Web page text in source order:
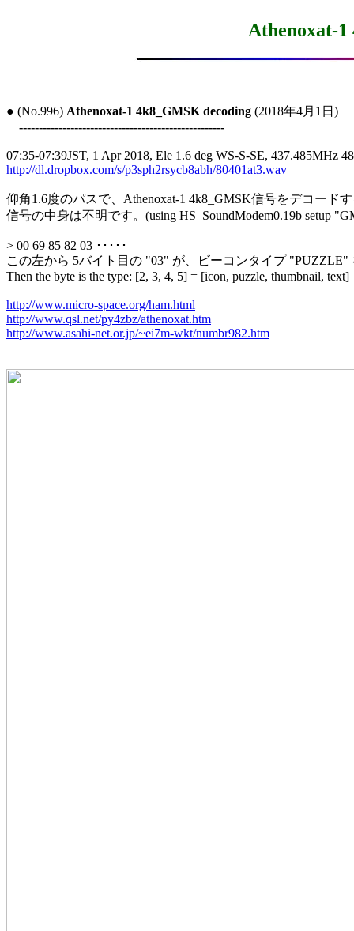
Athenoxat-1
● (No.996) Athenoxat-1 4k8_GMSK decoding (2018年4月1日)
----------------------------------------------------
http://dl.dropbox.com/s/p3sph2rsycb8abh/80401at3.wav
仰角1.6度のパスで、Athenoxat-1 4k8_GMSK信号をデコード
信号の中身は不明です。(using HS_SoundModem0.19b setup
> 00 69 85 82 03 ･････
この左から 5バイト目の "03" が、ビーコンタイプ
Then the byte is the type: [2, 3, 4, 5] = [icon, puzzle, thumbnail, text]
http://www.micro-space.org/ham.html
http://www.qsl.net/py4zbz/athenoxat.htm
http://www.asahi-net.or.jp/~ei7m-wkt/numbr982.htm